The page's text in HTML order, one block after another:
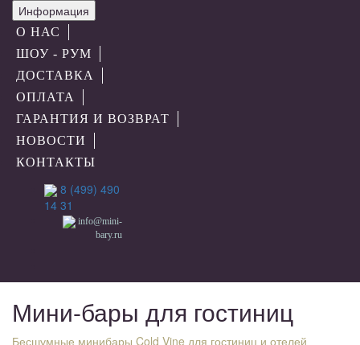
Информация
О НАС
ШОУ - РУМ
ДОСТАВКА
ОПЛАТА
ГАРАНТИЯ И ВОЗВРАТ
НОВОСТИ
КОНТАКТЫ
8 (499) 490
14 31
info@mini-
bary.ru
Мини-бары для гостиниц
Бесшумные минибары Cold Vine для гостиниц и отелей